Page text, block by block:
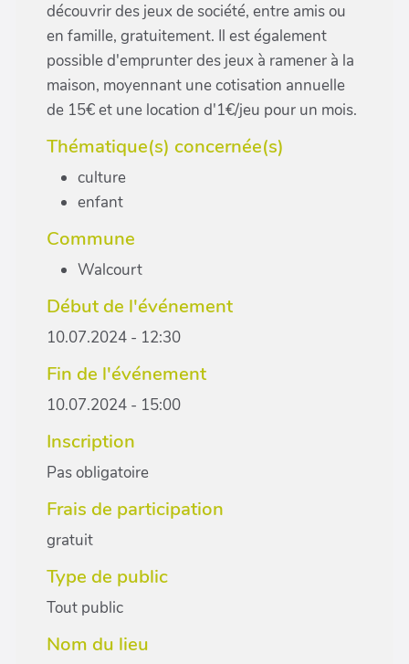
découvrir des jeux de société, entre amis ou
en famille, gratuitement. Il est également
possible d'emprunter des jeux à ramener à la
maison, moyennant une cotisation annuelle
de 15€ et une location d'1€/jeu pour un mois.
Thématique(s) concernée(s)
culture
enfant
Commune
Walcourt
Début de l'événement
10.07.2024 - 12:30
Fin de l'événement
10.07.2024 - 15:00
Inscription
Pas obligatoire
Frais de participation
gratuit
Type de public
Tout public
Nom du lieu